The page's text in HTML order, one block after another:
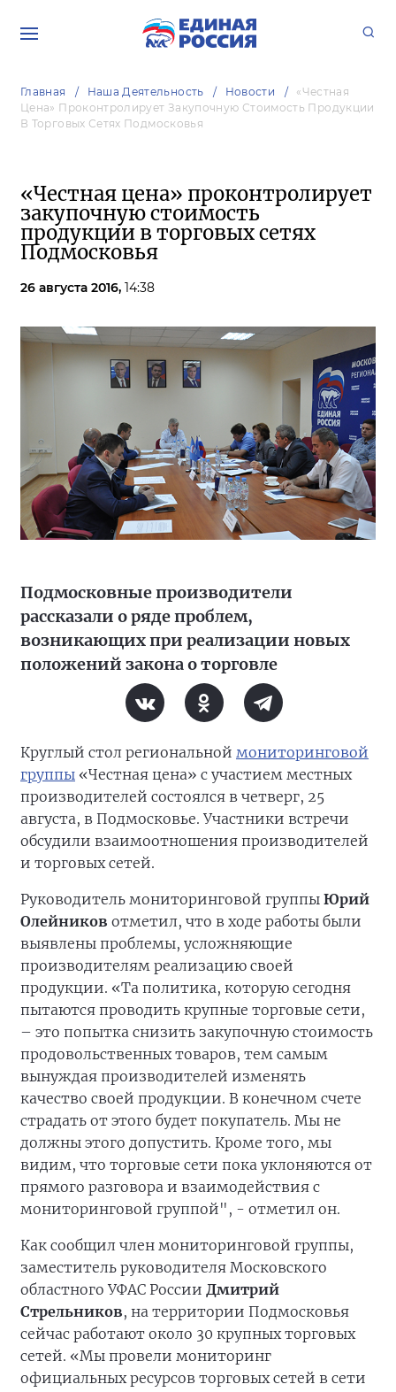
Главная Наша Деятельность Новости
«Честная
Цена» Проконтролирует Закупочную Стоимость Продукции
В Торговых Сетях Подмосковья
«Честная цена» проконтролирует
закупочную стоимость
продукции в торговых сетях
Подмосковья
26 августа 2016, 14:38
Подмосковные производители
рассказали о ряде проблем,
возникающих при реализации новых
положений закона о торговле
Круглый стол региональной мониторинговой
группы «Честная цена» с участием местных
производителей состоялся в четверг, 25
августа, в Подмосковье. Участники встречи
обсудили взаимоотношения производителей
и торговых сетей.
Руководитель мониторинговой группы Юрий
Олейников отметил, что в ходе работы были
выявлены проблемы, усложняющие
производителям реализацию своей
продукции. «Та политика, которую сегодня
пытаются проводить крупные торговые сети,
– это попытка снизить закупочную стоимость
продовольственных товаров, тем самым
вынуждая производителей изменять
качество своей продукции. В конечном счете
страдать от этого будет покупатель. Мы не
должны этого допустить. Кроме того, мы
видим, что торговые сети пока уклоняются от
прямого разговора и взаимодействия с
мониторинговой группой", - отметил он.
Как сообщил член мониторинговой группы,
заместитель руководителя Московского
областного УФАС России Дмитрий
Стрельников, на территории Подмосковья
сейчас работают около 30 крупных торговых
сетей. «Мы провели мониторинг
официальных ресурсов торговых сетей в сети